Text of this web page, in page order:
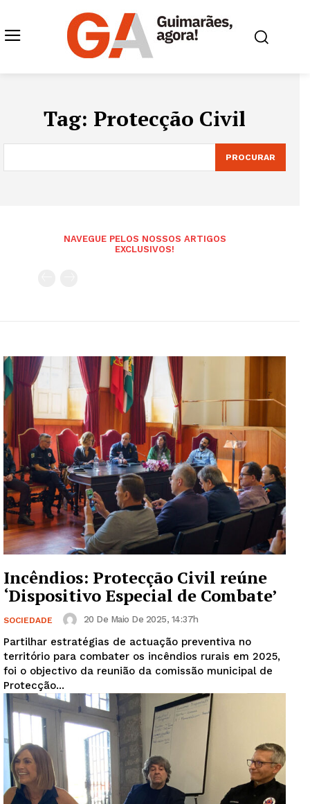
Tag: Protecção Civil
PROCURAR
NAVEGUE PELOS NOSSOS ARTIGOS
EXCLUSIVOS!
Incêndios: Protecção Civil reúne
‘Dispositivo Especial de Combate’
SOCIEDADE 20 De Maio De 2025, 14:37h
Partilhar estratégias de actuação preventiva no
território para combater os incêndios rurais em 2025,
foi o objectivo da reunião da comissão municipal de
Protecção...